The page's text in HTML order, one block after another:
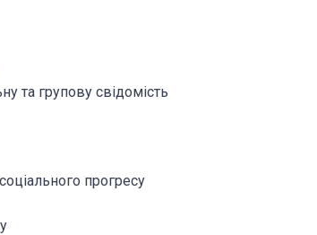
та групову свідомість
прогресу